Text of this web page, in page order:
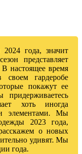
года, значит
представляет
настоящее время
гардеробе
покажут ее
хоть иногда
элементами. Мы
2023 года,
о новых
удивят. Мы
года.